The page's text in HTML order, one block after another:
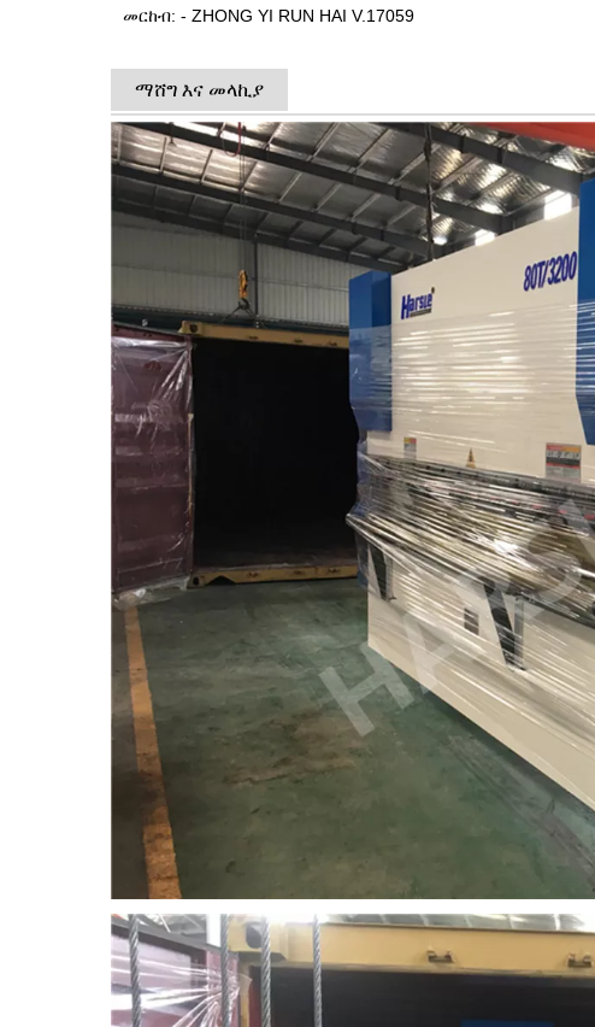
መርከብ: - ZHONG YI RUN HAI V.17059
ማሸግ እና መላኪያ